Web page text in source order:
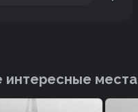
интересные места